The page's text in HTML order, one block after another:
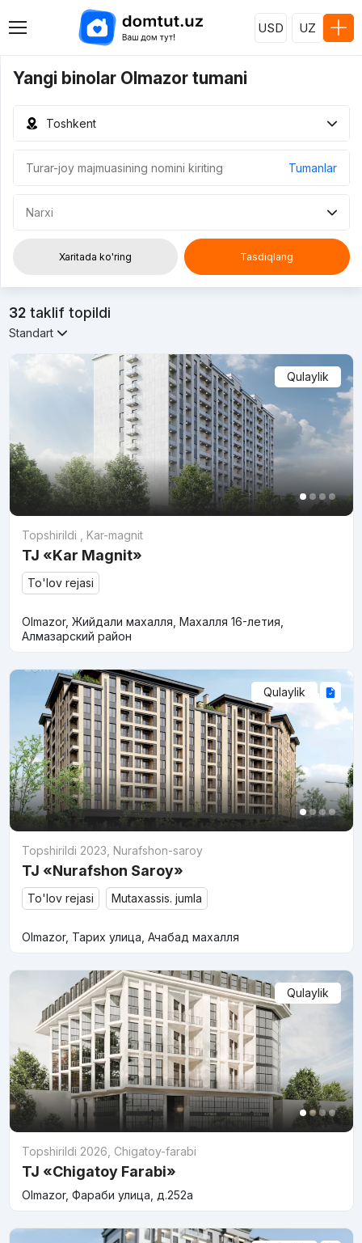
USD UZ
Yangi binolar Olmazor tumani
Toshkent
Tumanlar
Narxi
Xaritada ko'ring Tasdiqlang
32taklif topildi
Standart
Qulaylik
Topshirildi Kar-magnit
TJ «Kar Magnit»
To'lov rejasi
Olmazor, Жийдали махалля, Махалля 16-летия,
Алмазарский район
Qulaylik
Topshirildi 2023 Nurafshon-saroy
TJ «Nurafshon Saroy»
To'lov rejasi Mutaxassis. jumla
Olmazor, Тарих улица, Ачабад махалля
Qulaylik
Topshirildi 2026 Chigatoy-farabi
TJ «Chigatoy Farabi»
Olmazor, Фараби улица, д.252a